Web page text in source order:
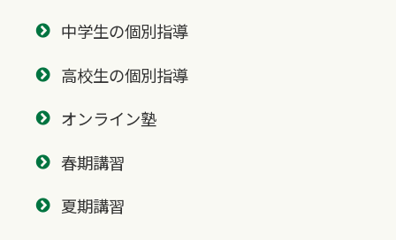
中学生の個別指導
高校生の個別指導
オンライン塾
春期講習
夏期講習